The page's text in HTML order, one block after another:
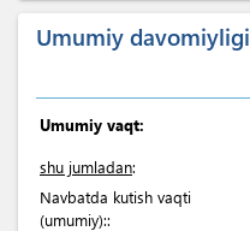
Umumiy davomiyligi
Umumiy vaqt:
shu jumladan:
Navbatda kutish vaqti
(umumiy)::